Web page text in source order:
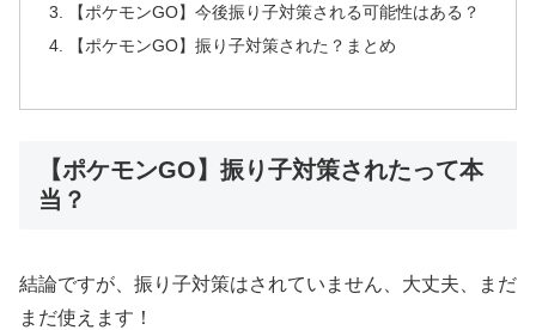
【ポケモンGO】今後振り子対策される可能性はある？
【ポケモンGO】振り子対策された？まとめ
【ポケモンGO】振り子対策されたって本
当？
結論ですが、振り子対策はされていません、大丈夫、まだ
まだ使えます！